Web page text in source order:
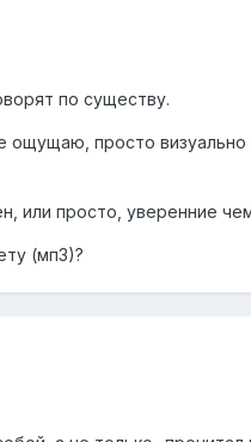
по существу.
просто
или просто, уверенние
(мп3)?